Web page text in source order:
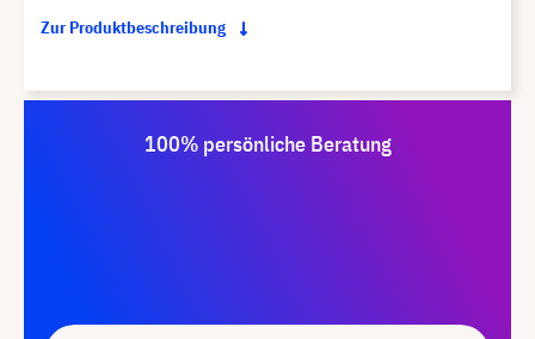
Zur Produktbeschreibung
100% persönliche Beratung